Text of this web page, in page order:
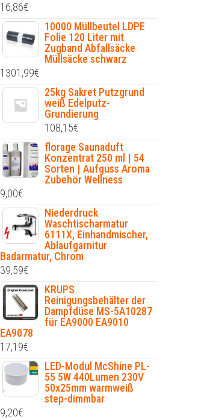
16,86€
10000 Müllbeutel LDPE
Folie 120 Liter mit
Zugband Abfallsäcke
Müllsäcke schwarz
1301,99€
25kg Sakret Putzgrund
weiß Edelputz-
Grundierung
108,15€
florage Saunaduft
Konzentrat 250 ml | 54
Sorten | Aufguss Aroma
Zubehör Wellness
9,00€
Niederdruck
Waschtischarmatur
6111X, Einhandmischer,
Ablaufgarnitur
Badarmatur, Chrom
39,59€
KRUPS
Reinigungsbehälter der
Dampfdüse MS-5A10287
für EA9000 EA9010
EA9078
17,19€
LED-Modul McShine PL-
55 5W 440Lumen 230V
50x25mm warmweiß
step-dimmbar
9,20€